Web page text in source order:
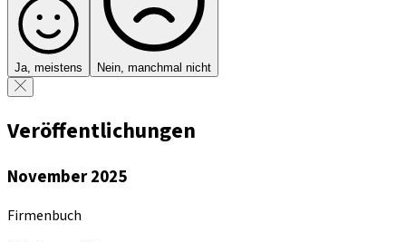
Ja, meistens Nein, manchmal nicht
Veröffentlichungen
November 2025
Firmenbuch